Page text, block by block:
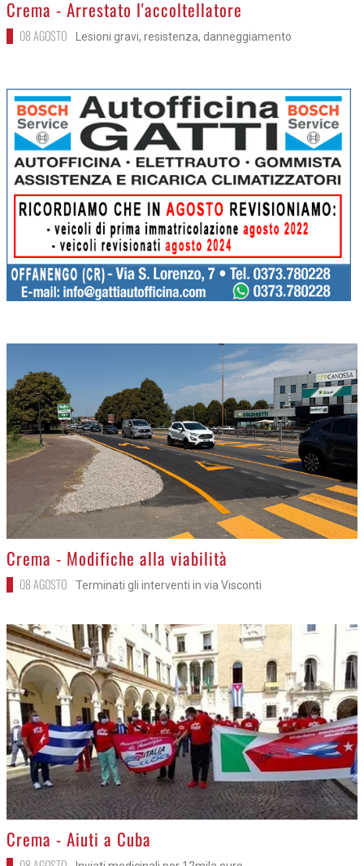
Crema - Arrestato l'accoltellatore
08 AGOSTO Lesioni gravi, resistenza, danneggiamento
>
Crema - Modifiche alla viabilità
08 AGOSTO Terminati gli interventi in via Visconti
>
Crema - Aiuti a Cuba